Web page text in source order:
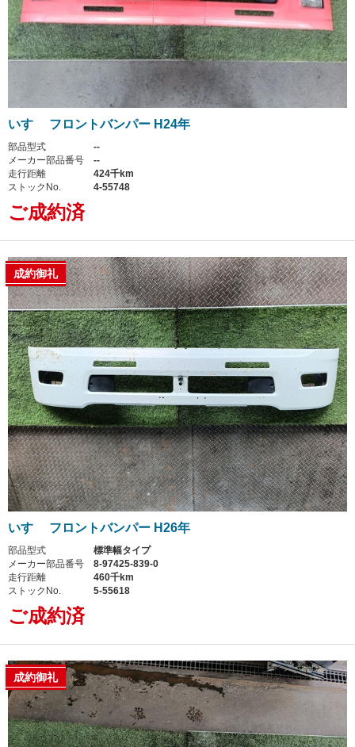
いすゞ フロントバンパー H24年
部品型式
--
メーカー部品番号
--
走行距離
424千km
ストックNo.
4-55748
ご成約済
成約御礼
いすゞ フロントバンパー H26年
部品型式
標準幅タイプ
メーカー部品番号
8-97425-839-0
走行距離
460千km
ストックNo.
5-55618
ご成約済
成約御礼